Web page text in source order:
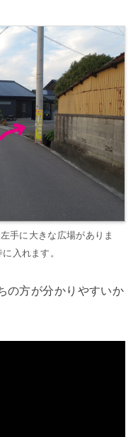
手に大きな広場がありま
入れます。
の方が分かりやすいか